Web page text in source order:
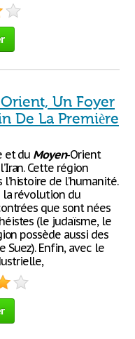
Un Foyer
De La Première
et du Moyen-Orient
Cette région
de l’humanité.
la révolution du
que sont nées
(le judaïsme, le
possède aussi des
Suez). Enfin, avec le